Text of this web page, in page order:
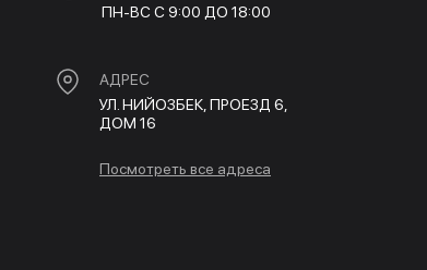
ПН-ВС С 9:00 ДО 18:00
АДРЕС
УЛ. НИЙОЗБЕК, ПРОЕЗД 6,
ДОМ 16
Посмотреть все адреса